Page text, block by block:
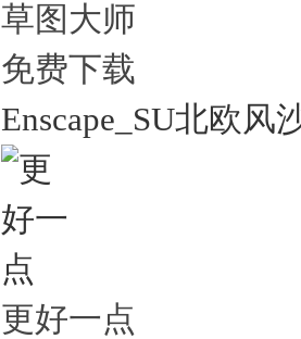
草图大师
免费下载
Enscape_SU北欧风
更好一点